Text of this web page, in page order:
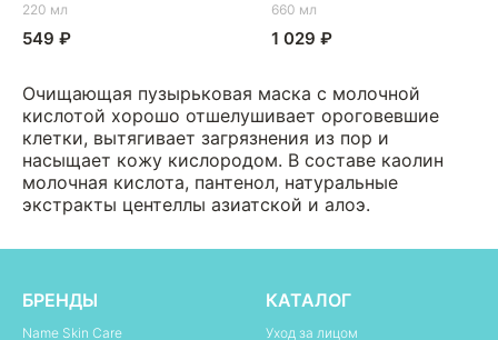
220 мл
549 ₽
660 мл
1 029 ₽
Очищающая пузырьковая маска с молочной
кислотой хорошо отшелушивает ороговевшие
клетки, вытягивает загрязнения из пор и
насыщает кожу кислородом. В составе каолин
молочная кислота, пантенол, натуральные
экстракты центеллы азиатской и алоэ.
БРЕНДЫ
Name Skin Care
КАТАЛОГ
Уход за лицом